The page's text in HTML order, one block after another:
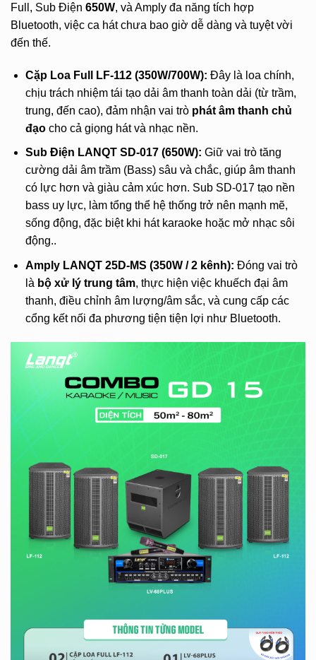
Full, Sub Điện 650W, và Amply đa năng tích hợp
Bluetooth, việc ca hát chưa bao giờ dễ dàng và tuyệt vời
đến thế.
Cặp Loa Full LF-112 (350W/700W): Đây là loa chính,
chịu trách nhiệm tái tạo dải âm thanh toàn dải (từ trầm,
trung, đến cao), đảm nhận vai trò phát âm thanh chủ
đạocho cả giọng hát và nhạc nền.
Sub Điện LANQT SD-017 (650W): Giữ vai trò tăng
cường dải âm trầm (Bass) sâu và chắc, giúp âm thanh
có lực hơn và giàu cảm xúc hơn. Sub SD-017 tạo nền
bass uy lực, làm tổng thể hệ thống trở nên mạnh mẽ,
sống động, đặc biệt khi hát karaoke hoặc mở nhạc sôi
động..
Amply LANQT 25D-MS (350W / 2 kênh): Đóng vai trò
là bộ xử lý trung tâm, thực hiện việc khuếch đại âm
thanh, điều chỉnh âm lượng/âm sắc, và cung cấp các
cổng kết nối đa phương tiện tiện lợi như Bluetooth.